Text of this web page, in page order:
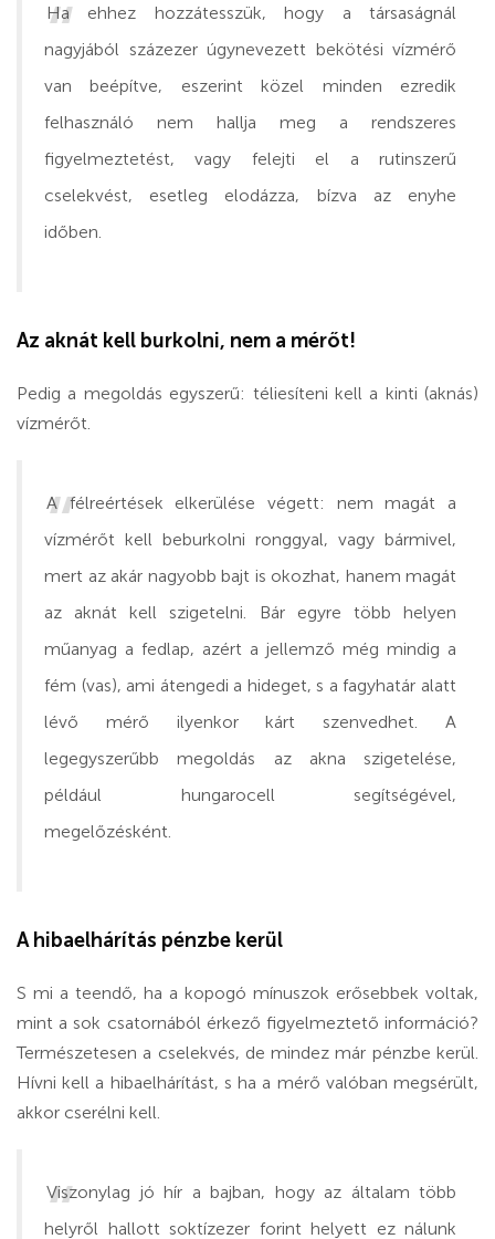
Ha ehhez hozzátesszük, hogy a társaságnál
nagyjából százezer úgynevezett bekötési vízmérő
van beépítve, eszerint közel minden ezredik
felhasználó nem hallja meg a rendszeres
figyelmeztetést, vagy felejti el a rutinszerű
cselekvést, esetleg elodázza, bízva az enyhe
időben.
Az aknát kell burkolni, nem a mérőt!
Pedig a megoldás egyszerű: téliesíteni kell a kinti (aknás)
vízmérőt.
A félreértések elkerülése végett: nem magát a
vízmérőt kell beburkolni ronggyal, vagy bármivel,
mert az akár nagyobb bajt is okozhat, hanem magát
az aknát kell szigetelni. Bár egyre több helyen
műanyag a fedlap, azért a jellemző még mindig a
fém (vas), ami átengedi a hideget, s a fagyhatár alatt
lévő mérő ilyenkor kárt szenvedhet. A
legegyszerűbb megoldás az akna szigetelése,
például hungarocell segítségével,
megelőzésként.
A hibaelhárítás pénzbe kerül
S mi a teendő, ha a kopogó mínuszok erősebbek voltak,
mint a sok csatornából érkező figyelmeztető információ?
Természetesen a cselekvés, de mindez már pénzbe kerül.
Hívni kell a hibaelhárítást, s ha a mérő valóban megsérült,
akkor cserélni kell.
Viszonylag jó hír a bajban, hogy az általam több
helyről hallott soktízezer forint helyett ez nálunk